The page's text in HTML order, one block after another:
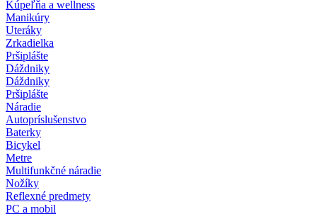
Kúpeľňa a wellness
Manikúry
Uteráky
Zrkadielka
Pršiplášte
Dáždniky
Dáždniky
Pršiplášte
Náradie
Autopríslušenstvo
Baterky
Bicykel
Metre
Multifunkčné náradie
Nožíky
Reflexné predmety
PC a mobil